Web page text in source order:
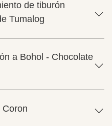
de tiburón
Tumalog
a Bohol - Chocolate
Coron